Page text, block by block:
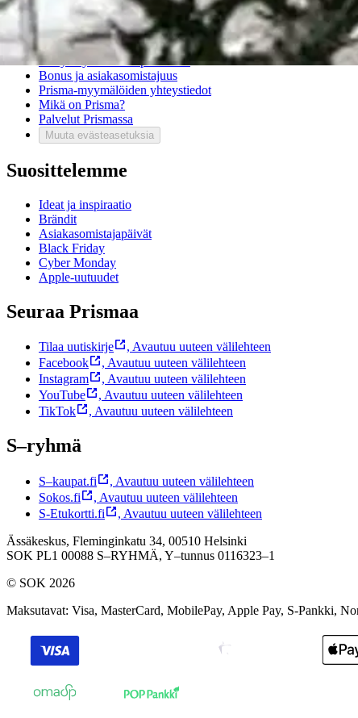
Asiakaspalvelu
Usein kysytyt kysymykset
Ota yhteyttä asiakaspalveluun
Bonus ja asiakasomistajuus
Prisma-myymälöiden yhteystiedot
Mikä on Prisma?
Palvelut Prismassa
Muuta evästeasetuksia
Suosittelemme
Ideat ja inspiraatio
Brändit
Asiakasomistajapäivät
Black Friday
Cyber Monday
Apple-uutuudet
Seuraa Prismaa
Tilaa uutiskirje , Avautuu uuteen välilehteen
Facebook
, Avautuu uuteen välilehteen
Instagram
, Avautuu uuteen välilehteen
YouTube
, Avautuu uuteen välilehteen
TikTok
, Avautuu uuteen välilehteen
S–ryhmä
S–kaupat.fi , Avautuu uuteen välilehteen
Sokos.fi
, Avautuu uuteen välilehteen
S-Etukortti.fi
, Avautuu uuteen välilehteen
Ässäkeskus, Fleminginkatu 34, 00510 Helsinki
SOK PL1 00088 S–RYHMÄ, Y–tunnus 0116323–1
© SOK 2026
Maksutavat: Visa, MasterCard, MobilePay, Apple Pay, S-Pankki,